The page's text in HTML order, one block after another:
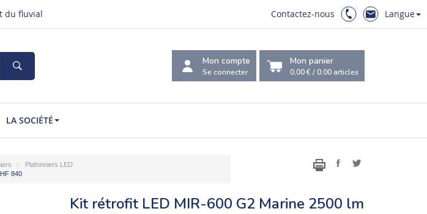
du fluvial Contactez-nous Langue
Mon compte
Se connecter
Mon panier
0,00 €/0,00 articles
LA SOCIÉTÉ
Plafonniers LED
840
Kit rétrofit LED MIR-600 G2 Marine 2500 lm